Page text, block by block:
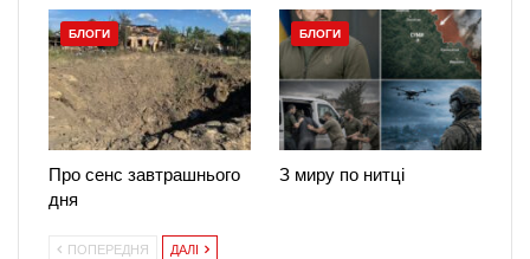
БЛОГИ
Про сенс завтрашнього
дня
БЛОГИ
З миру по нитці
ПОПЕРЕДНЯ ДАЛІ